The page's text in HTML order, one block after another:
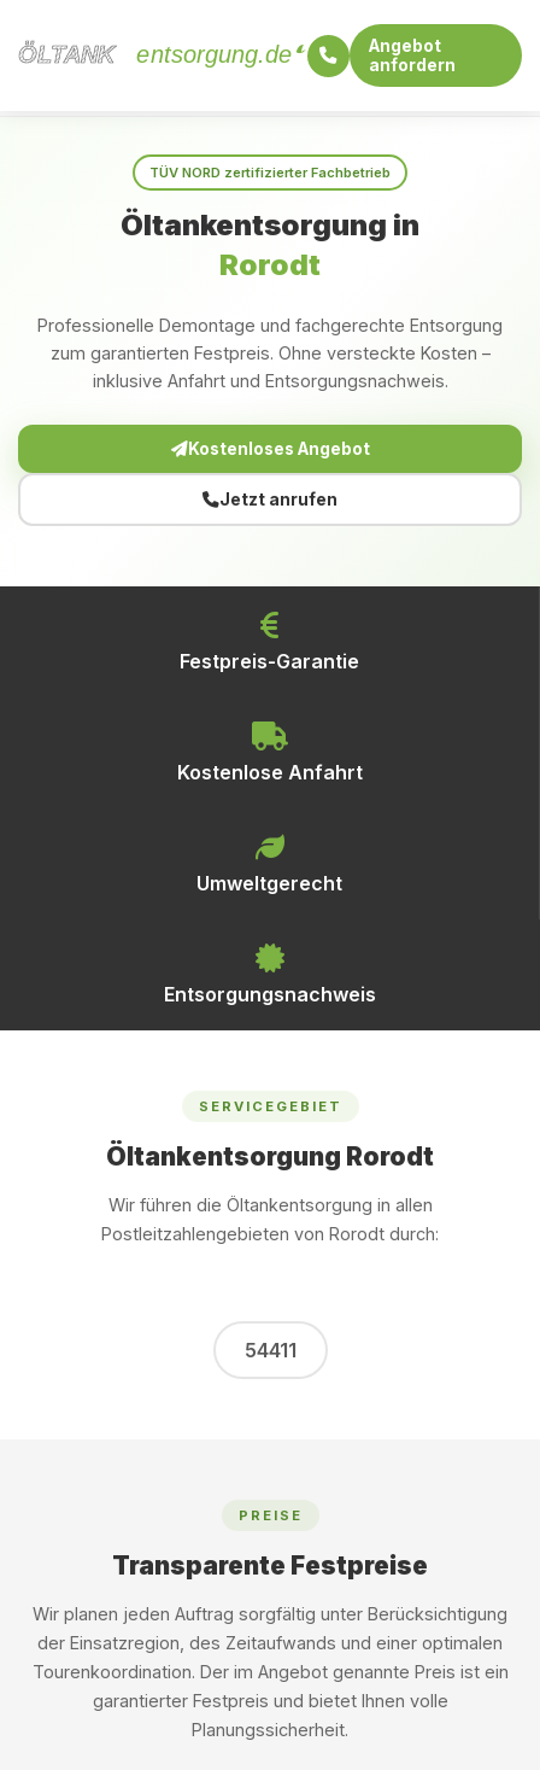
ÖLTANK
ÖLTANK entsorgung.de
Angebot
anfordern
TÜV NORD zertifizierter Fachbetrieb
Öltankentsorgung in
Rorodt
Professionelle Demontage und fachgerechte Entsorgung
zum garantierten Festpreis. Ohne versteckte Kosten –
inklusive Anfahrt und Entsorgungsnachweis.
Kostenloses Angebot
Jetzt anrufen
Festpreis-Garantie
Kostenlose Anfahrt
Umweltgerecht
Entsorgungsnachweis
SERVICEGEBIET
Öltankentsorgung Rorodt
Wir führen die Öltankentsorgung in allen
Postleitzahlengebieten von Rorodt durch:
54411
PREISE
Transparente Festpreise
Wir planen jeden Auftrag sorgfältig unter Berücksichtigung
der Einsatzregion, des Zeitaufwands und einer optimalen
Tourenkoordination. Der im Angebot genannte Preis ist ein
garantierter Festpreis und bietet Ihnen volle
Planungssicherheit.